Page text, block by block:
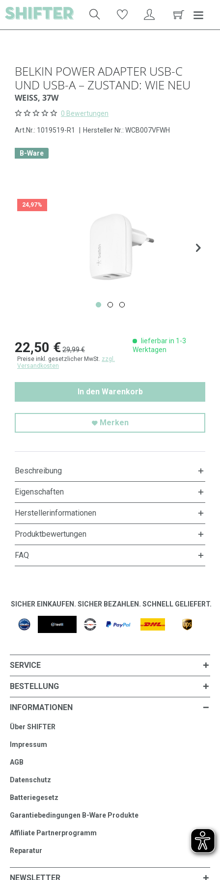
BELKIN POWER ADAPTER USB-C
UND USB-A – ZUSTAND: WIE NEU
WEISS, 37W
0 Bewertungen
Art.Nr.: 1019519-R1 Hersteller Nr.: WCB007VFWH
B-Ware
24,97%
22,50 €29,99 €
Preise inkl. gesetzlicher MwSt. zzgl.
Versandkosten
lieferbar in 1-3
Werktagen
In den Warenkorb
Merken
Beschreibung
Eigenschaften
Herstellerinformationen
Produktbewertungen
FAQ
SICHER EINKAUFEN. SICHER BEZAHLEN. SCHNELL GELIEFERT.
SERVICE
BESTELLUNG
INFORMATIONEN
Über SHIFTER
Impressum
AGB
Datenschutz
Batteriegesetz
Garantiebedingungen B-Ware Produkte
Affiliate Partnerprogramm
Reparatur
NEWSLETTER